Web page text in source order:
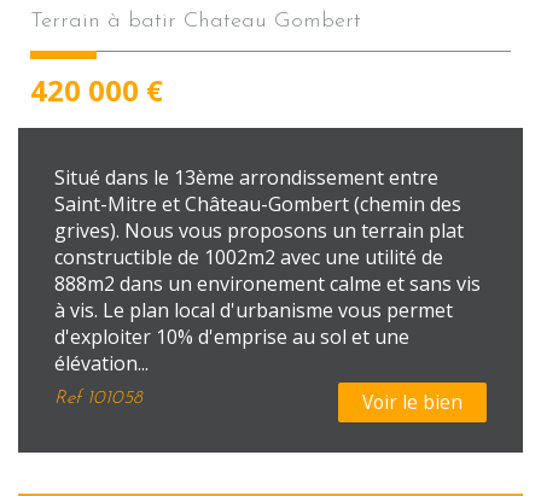
Terrain à batir Chateau Gombert
420 000 €
Situé dans le 13ème arrondissement entre
Saint-Mitre et Château-Gombert (chemin des
grives). Nous vous proposons un terrain plat
constructible de 1002m2 avec une utilité de
888m2 dans un environement calme et sans vis
à vis. Le plan local d'urbanisme vous permet
d'exploiter 10% d'emprise au sol et une
élévation...
Ref101058 Voir le bien